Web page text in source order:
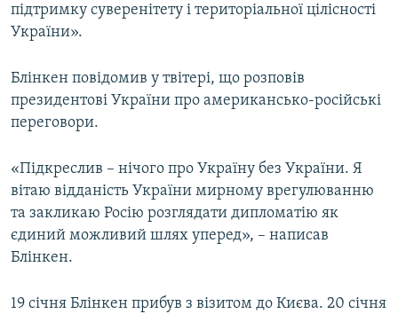
підтримку суверенітету і територіальної цілісності
України».
Блінкен повідомив у твітері, що розповів
президентові України про американсько-російські
переговори.
«Підкреслив – нічого про Україну без України. Я
вітаю відданість України мирному врегулюванню
та закликаю Росію розглядати дипломатію як
єдиний можливий шлях уперед», – написав
Блінкен.
19 січня Блінкен прибув з візитом до Києва. 20 січня